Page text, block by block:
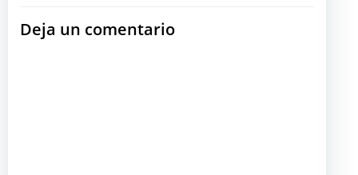
entradas
Deja un comentario